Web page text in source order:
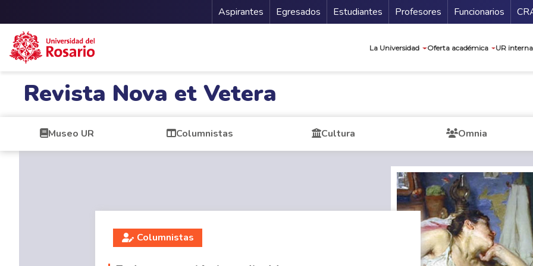
Menu Secundario
Aspirantes Egresados Estudiantes Profesores Funcionarios
La Universidad Oferta académica UR
Revista Nova et Vetera
Museo UR Columnistas Cultura Omnia
Columnistas